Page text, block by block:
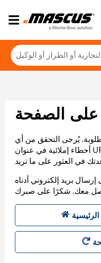
على الصفحة
يُرجى التحقق من أي
أخطاء إملائية في عنوان URL، أو عرض خريطة الموقع
بريد إلكتروني أدناه